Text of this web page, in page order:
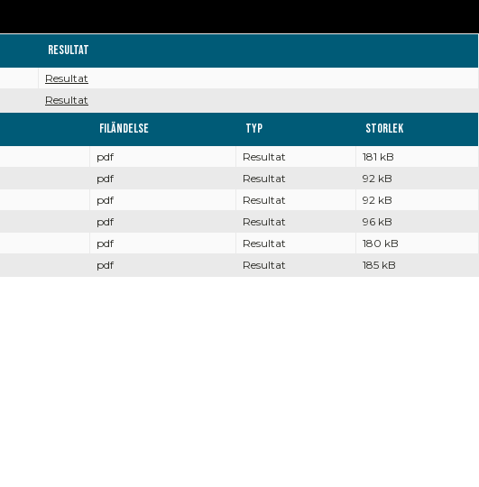
Resultat
Resultat
Resultat
Filändelse Typ Storlek
pdf Resultat
181 kB
pdf Resultat
92 kB
pdf Resultat
92 kB
pdf Resultat
96 kB
pdf Resultat
180 kB
pdf Resultat 185 kB